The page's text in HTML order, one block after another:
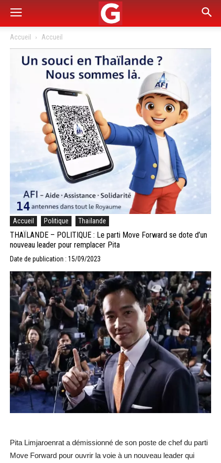
Accueil Accueil
Accueil Politique Thaïlande
THAÏLANDE – POLITIQUE : Le parti Move Forward se dote d’un
nouveau leader pour remplacer Pita
Date de publication : 15/09/2023
Pita Limjaroenrat a démissionné de son poste de chef du parti
Move Forward pour ouvrir la voie à un nouveau leader qui